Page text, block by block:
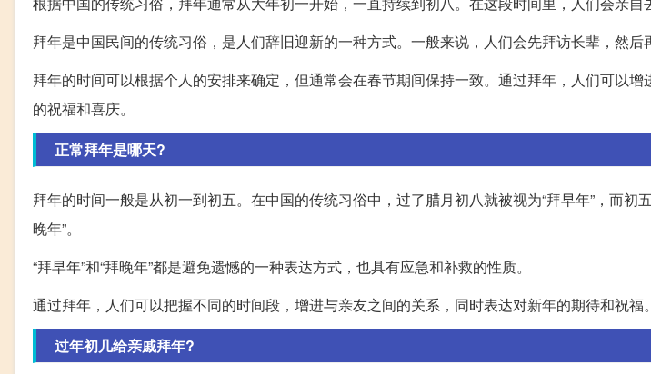
拜年是中国民间的传统习俗，是人们辞旧迎新的一种方式。一般来说，人们会先拜访长辈，然后
拜年的时间可以根据个人的安排来确定，但通常会在春节期间保持一致。通过拜年，人们可以
的祝福和喜庆。
正常拜年是哪天?
拜年的时间一般是从初一到初五。在中国的传统习俗中，过了腊月初八就被视为“拜早年”，而初
晚年”。
“拜早年”和“拜晚年”都是避免遗憾的一种表达方式，也具有应急和补救的性质。
通过拜年，人们可以把握不同的时间段，增进与亲友之间的关系，同时表达对新年的期待和祝福。
过年初几给亲戚拜年?